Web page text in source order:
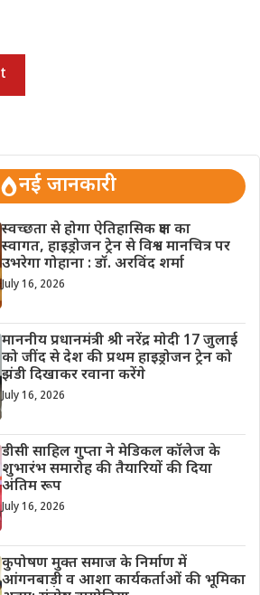
नई जानकारी
स्वच्छता से होगा ऐतिहासिक क्षण का
स्वागत, हाइड्रोजन ट्रेन से विश्व मानचित्र पर
उभरेगा गोहाना : डॉ. अरविंद शर्मा
July 16, 2026
माननीय प्रधानमंत्री श्री नरेंद्र मोदी 17 जुलाई
को जींद से देश की प्रथम हाइड्रोजन ट्रेन को
झंडी दिखाकर रवाना करेंगे
July 16, 2026
डीसी साहिल गुप्ता ने मेडिकल कॉलेज के
शुभारंभ समारोह की तैयारियों की दिया
अंतिम रूप
July 16, 2026
कुपोषण मुक्त समाज के निर्माण में
आंगनबाड़ी व आशा कार्यकर्ताओं की भूमिका